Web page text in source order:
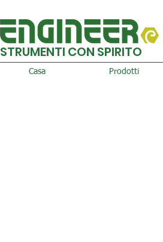
STRUMENTI CON SPIRITO
Casa Prodotti